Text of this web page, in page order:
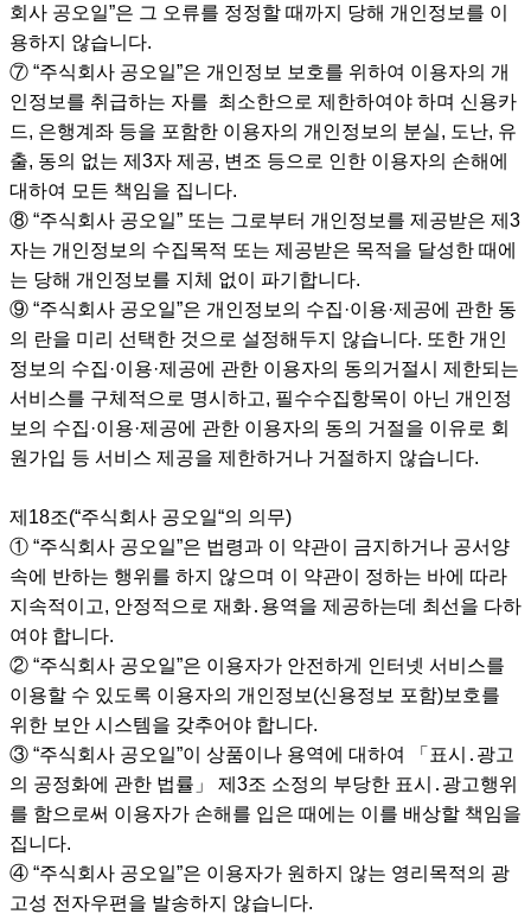
회사 공오일”은 그 오류를 정정할 때까지 당해 개인정보를 이
용하지 않습니다.
⑦ “주식회사 공오일”은 개인정보 보호를 위하여 이용자의 개
인정보를 취급하는 자를 최소한으로 제한하여야 하며 신용카
드, 은행계좌 등을 포함한 이용자의 개인정보의 분실, 도난, 유
출, 동의 없는 제3자 제공, 변조 등으로 인한 이용자의 손해에
대하여 모든 책임을 집니다.
⑧ “주식회사 공오일” 또는 그로부터 개인정보를 제공받은 제3
자는 개인정보의 수집목적 또는 제공받은 목적을 달성한 때에
는 당해 개인정보를 지체 없이 파기합니다.
⑨ “주식회사 공오일”은 개인정보의 수집·이용·제공에 관한 동
의 란을 미리 선택한 것으로 설정해두지 않습니다. 또한 개인
정보의 수집·이용·제공에 관한 이용자의 동의거절시 제한되는
서비스를 구체적으로 명시하고, 필수수집항목이 아닌 개인정
보의 수집·이용·제공에 관한 이용자의 동의 거절을 이유로 회
원가입 등 서비스 제공을 제한하거나 거절하지 않습니다.
제18조(“주식회사 공오일“의 의무)
① “주식회사 공오일”은 법령과 이 약관이 금지하거나 공서양
속에 반하는 행위를 하지 않으며 이 약관이 정하는 바에 따라
지속적이고, 안정적으로 재화․용역을 제공하는데 최선을 다하
여야 합니다.
② “주식회사 공오일”은 이용자가 안전하게 인터넷 서비스를
이용할 수 있도록 이용자의 개인정보(신용정보 포함)보호를
위한 보안 시스템을 갖추어야 합니다.
③ “주식회사 공오일”이 상품이나 용역에 대하여 「표시․광고
의 공정화에 관한 법률」 제3조 소정의 부당한 표시․광고행위
를 함으로써 이용자가 손해를 입은 때에는 이를 배상할 책임을
집니다.
④ “주식회사 공오일”은 이용자가 원하지 않는 영리목적의 광
고성 전자우편을 발송하지 않습니다.